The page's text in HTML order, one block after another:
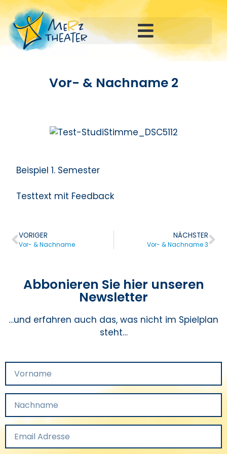
Vor- & Nachname 2
Beispiel 1. Semester
Testtext mit Feedback
VORIGER
Vor- & Nachname
NÄCHSTER
Vor- & Nachname 3
Abbonieren Sie hier unseren
Newsletter
…und erfahren auch das, was nicht im Spielplan
steht…